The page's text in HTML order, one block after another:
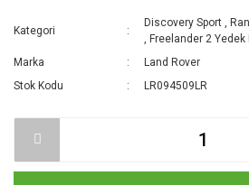
Kategori
Discovery Sport ,
,Freelander 2 Yedek
Marka
Land Rover
Stok Kodu
LR094509LR